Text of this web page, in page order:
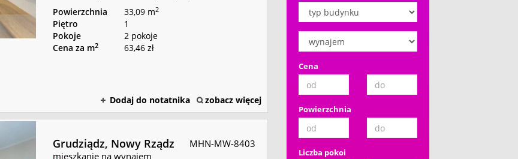
Powierzchnia
33,09 m2
Piętro
1
Pokoje
2 pokoje
Cena za m2 63,46 zł
Dodaj do notatnika zobacz więcej
Grudziądz, Nowy Rządz
mieszkanie na wynajem
MHN-MW-8403
Cena
Powierzchnia
Liczba pokoi